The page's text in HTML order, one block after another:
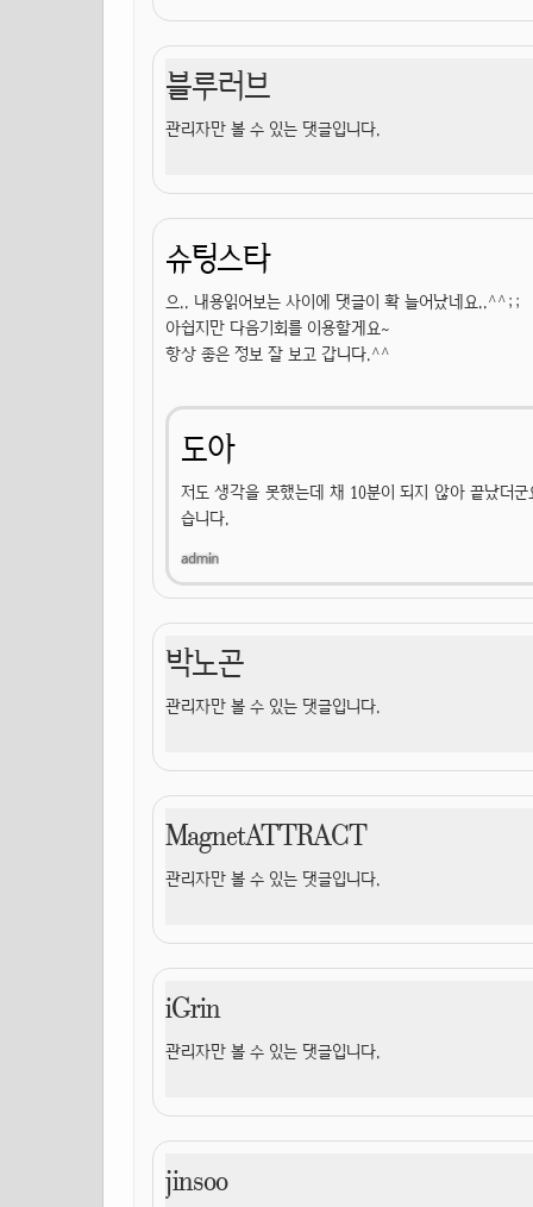
블루러브
관리자만 볼 수 있는 댓글입니다.
슈팅스타
으.. 내용읽어보는 사이에 댓글이 확 늘어났네요..^^;;
아쉽지만 다음기회를 이용할게요~
항상 좋은 정보 잘 보고 갑니다.^^
도아
저도 생각을 못했는데 채 10분이 되지 않아 끝났더
습니다.
박노곤
관리자만 볼 수 있는 댓글입니다.
MagnetATTRACT
관리자만 볼 수 있는 댓글입니다.
iGrin
관리자만 볼 수 있는 댓글입니다.
jinsoo